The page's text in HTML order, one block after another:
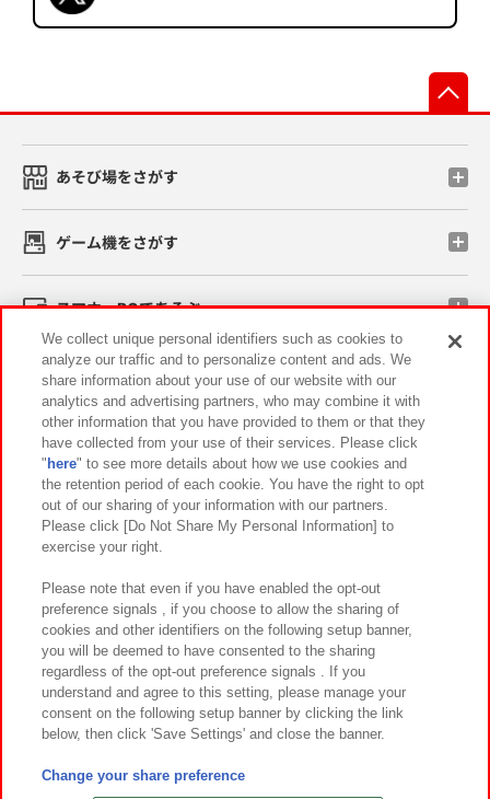
あそび場をさがす
ゲーム機をさがす
スマホ・PCであそぶ
イベント・キャンペーン
関連会社 サステナビリティ サイトポリシー
プライバシーポリシー ウェブアクセシビリティ方針と検証結果
お取引先さまとともに
カスタマーハラスメント対応方針 よくあるご質問・お問い合わせ
©Bandai Namco Amusement Inc.
©Bandai Namco Amusement Lab Inc.
We collect unique personal identifiers such as cookies to
analyze our traffic and to personalize content and ads. We
share information about your use of our website with our
analytics and advertising partners, who may combine it with
other information that you have provided to them or that they
have collected from your use of their services. Please click
" here" to see more details about how we use cookies and
the retention period of each cookie. You have the right to opt
out of our sharing of your information with our partners.
Please click [Do Not Share My Personal Information] to
exercise your right.
Please note that even if you have enabled the opt-out
preference signals , if you choose to allow the sharing of
cookies and other identifiers on the following setup banner,
you will be deemed to have consented to the sharing
regardless of the opt-out preference signals . If you
understand and agree to this setting, please manage your
consent on the following setup banner by clicking the link
below, then click 'Save Settings' and close the banner.
Change your share preference